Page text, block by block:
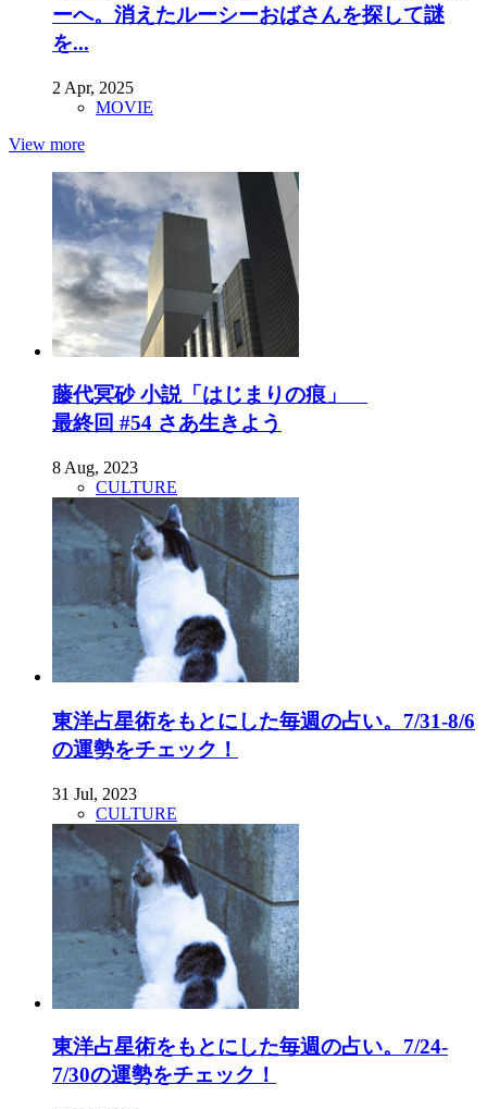
ーへ。消えたルーシーおばさんを探して謎
を...
2 Apr, 2025
MOVIE
View more
藤代冥砂 小説「はじまりの痕」
最終回 #54 さあ生きよう
8 Aug, 2023
CULTURE
東洋占星術をもとにした毎週の占い。7/31-8/6
の運勢をチェック！
31 Jul, 2023
CULTURE
東洋占星術をもとにした毎週の占い。7/24-
7/30の運勢をチェック！